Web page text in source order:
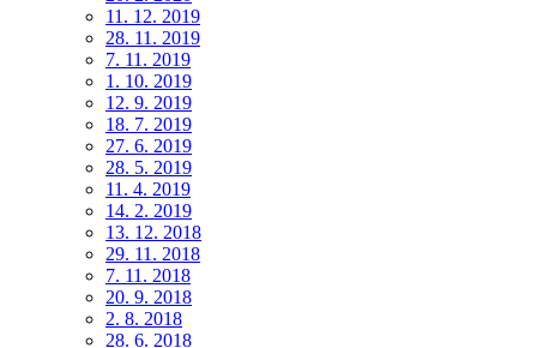
11. 12. 2019
28. 11. 2019
7. 11. 2019
1. 10. 2019
12. 9. 2019
18. 7. 2019
27. 6. 2019
28. 5. 2019
11. 4. 2019
14. 2. 2019
13. 12. 2018
29. 11. 2018
7. 11. 2018
20. 9. 2018
2. 8. 2018
28. 6. 2018